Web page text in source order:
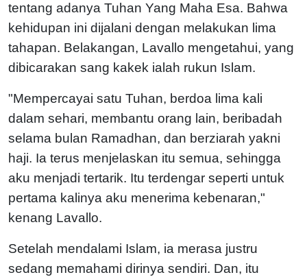
tentang adanya Tuhan Yang Maha Esa. Bahwa
kehidupan ini dijalani dengan melakukan lima
tahapan. Belakangan, Lavallo mengetahui, yang
dibicarakan sang kakek ialah rukun Islam.
"Mempercayai satu Tuhan, berdoa lima kali
dalam sehari, membantu orang lain, beribadah
selama bulan Ramadhan, dan berziarah yakni
haji. Ia terus menjelaskan itu semua, sehingga
aku menjadi tertarik. Itu terdengar seperti untuk
pertama kalinya aku menerima kebenaran,"
kenang Lavallo.
Setelah mendalami Islam, ia merasa justru
sedang memahami dirinya sendiri. Dan, itu